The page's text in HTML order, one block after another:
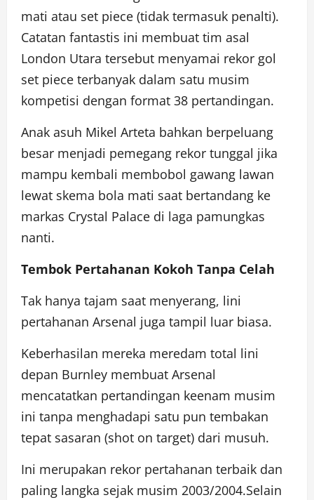
mati atau set piece (tidak termasuk penalti).
Catatan fantastis ini membuat tim asal
London Utara tersebut menyamai rekor gol
set piece terbanyak dalam satu musim
kompetisi dengan format 38 pertandingan.
Anak asuh Mikel Arteta bahkan berpeluang
besar menjadi pemegang rekor tunggal jika
mampu kembali membobol gawang lawan
lewat skema bola mati saat bertandang ke
markas Crystal Palace di laga pamungkas
nanti.
Tembok Pertahanan Kokoh Tanpa Celah
Tak hanya tajam saat menyerang, lini
pertahanan Arsenal juga tampil luar biasa.
Keberhasilan mereka meredam total lini
depan Burnley membuat Arsenal
mencatatkan pertandingan keenam musim
ini tanpa menghadapi satu pun tembakan
tepat sasaran (shot on target) dari musuh.
Ini merupakan rekor pertahanan terbaik dan
paling langka sejak musim 2003/2004.Selain